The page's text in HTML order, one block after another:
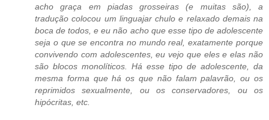
acho graça em piadas grosseiras (e muitas são), a
tradução colocou um linguajar chulo e relaxado demais na
boca de todos, e eu não acho que esse tipo de adolescente
seja o que se encontra no mundo real, exatamente porque
convivendo com adolescentes, eu vejo que eles e elas não
são blocos monolíticos. Há esse tipo de adolescente, da
mesma forma que há os que não falam palavrão, ou os
reprimidos sexualmente, ou os conservadores, ou os
hipócritas, etc.